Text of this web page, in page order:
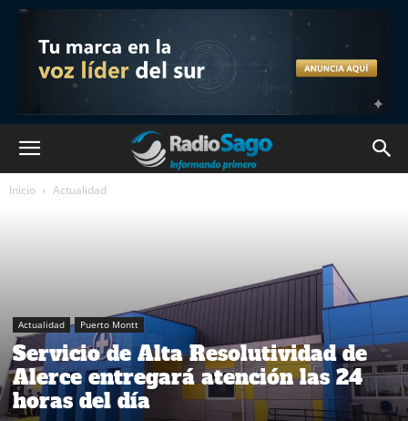
Inicio Actualidad
Actualidad Puerto Montt
Servicio de Alta Resolutividad de
Alerce entregará atención las 24
horas del día